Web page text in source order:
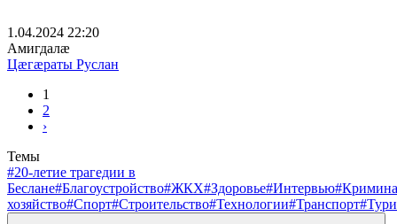
1.04.2024 22:20
Амигдалæ
Цæгæраты Руслан
1
2
›
Темы
#20-летие трагедии в
Беслане#Благоустройство#ЖКХ#Здоровье#Интервью
хозяйство#Спорт#Строительство#Технологии#Транспорт